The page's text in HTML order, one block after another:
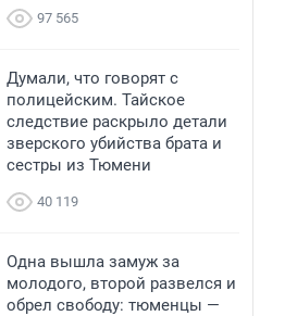
97 565
Думали, что говорят с
полицейским. Тайское
следствие раскрыло детали
зверского убийства брата и
сестры из Тюмени
40 119
Одна вышла замуж за
молодого, второй развелся и
обрел свободу: тюменцы —